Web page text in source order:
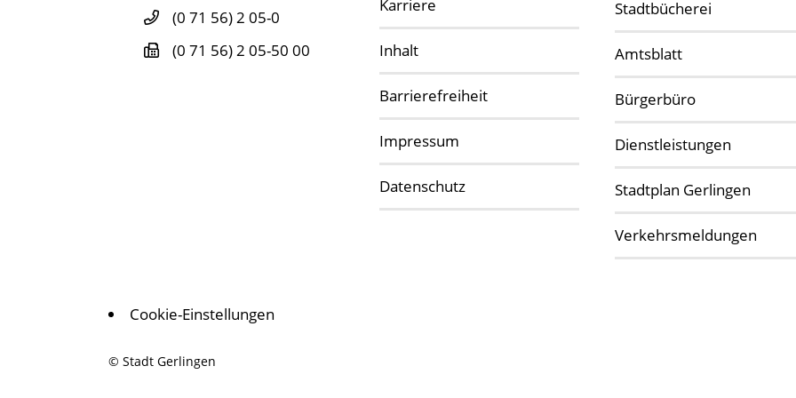
(0 71 56) 2 05-0
(0 71 56) 2 05-50 00
Karriere
Inhalt
Barrierefreiheit
Impressum
Datenschutz
Stadtbücherei
Amtsblatt
Bürgerbüro
Dienstleistungen
Stadtplan Gerlingen
Verkehrsmeldungen
Cookie-Einstellungen
© Stadt Gerlingen